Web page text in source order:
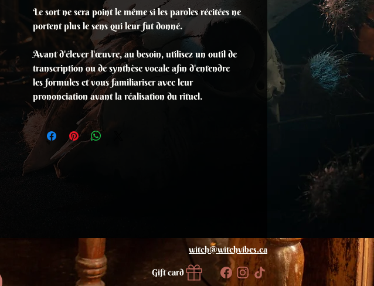
Le sort ne sera point le même si les paroles récitées ne
portent plus le sens qui leur fut donné.
Avant d'élever l'œuvre, au besoin, utilisez un outil de
transcription ou de synthèse vocale afin d'entendre
les formules et vous familiariser avec leur
prononciation avant la réalisation du rituel.
witch@witchvibes.ca
Gift card